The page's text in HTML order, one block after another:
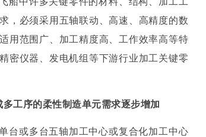
，必须采用五轴联动、高速、高精度的数
用范围广、加工精度高、工作效率高等特
密仪器、发电机组等下游行业加工关键零
工序的柔性制造单元需求逐步增加
台或多台五轴加工中心或复合化加工中心
善人民的生活，尤其在偏远的农